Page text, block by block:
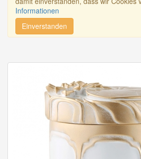
Informationen
Einverstanden